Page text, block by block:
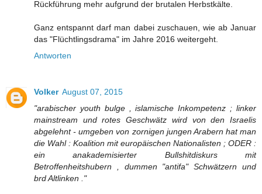
Rückführung mehr aufgrund der brutalen Herbstkälte.
Ganz entspannt darf man dabei zuschauen, wie ab Januar
das "Flüchtlingsdrama" im Jahre 2016 weitergeht.
Antworten
Volker August 07, 2015
"arabischer youth bulge , islamische Inkompetenz ; linker
mainstream und rotes Geschwätz wird von den Israelis
abgelehnt - umgeben von zornigen jungen Arabern hat man
die Wahl : Koalition mit europäischen Nationalisten ; ODER :
ein anakademisierter Bullshitdiskurs mit
Betroffenheitshubern , dummen "antifa" Schwätzern und
brd Altlinken ."